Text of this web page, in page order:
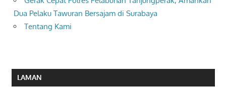
Dua Pelaku Tawuran Bersajam di Surabaya
Tentang Kami
LAMAN